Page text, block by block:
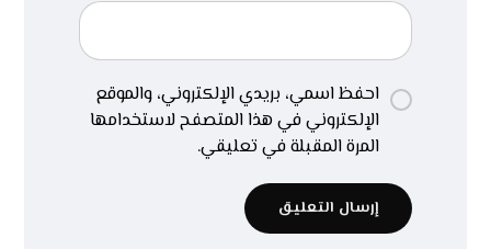
احفظ اسمي، بريدي الإلكتروني، والموقع
الإلكتروني في هذا المتصفح لاستخدامها
المرة المقبلة في تعليقي.